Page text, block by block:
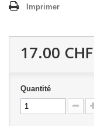
Imprimer
17.00 CHF
Quantité